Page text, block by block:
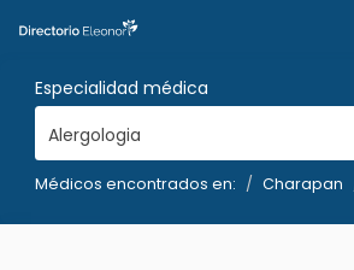
Especialidad médica
Alergologia
Médicos encontrados en: Charapan